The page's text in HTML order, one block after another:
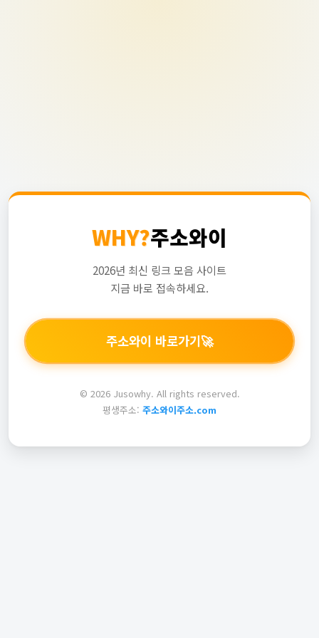
WHY?주소와이
2026년 최신 링크 모음 사이트
지금 바로 접속하세요.
주소와이 바로가기🚀
© 2026 Jusowhy. All rights reserved.
평생주소: 주소와이주소.com